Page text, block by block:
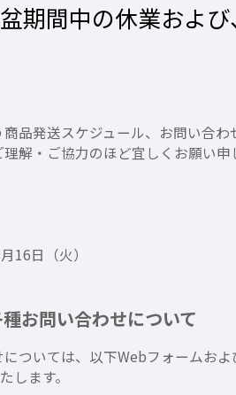
盆期間中の休業およ
品発送スケジュール、お問い合わ
解・ご協力のほど宜しくお願い申
16日（火）
お問い合わせについて
ついては、以下Webフォームお
します。